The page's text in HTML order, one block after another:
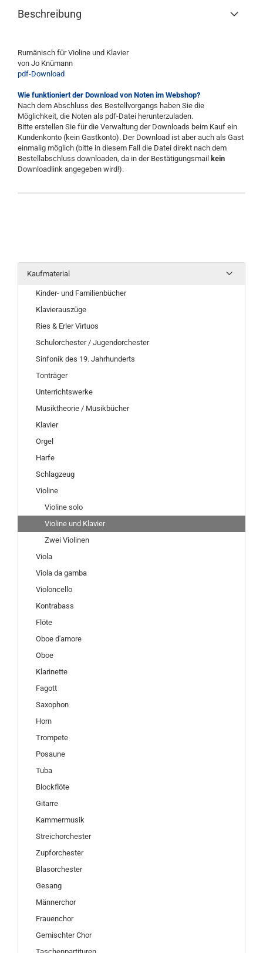
Beschreibung
Rumänisch für Violine und Klavier
von Jo Knümann
pdf-Download
Wie funktioniert der Download von Noten im Webshop?
Nach dem Abschluss des Bestellvorgangs haben Sie die
Möglichkeit, die Noten als pdf-Datei herunterzuladen.
Bitte erstellen Sie für die Verwaltung der Downloads beim Kauf ein
Kundenkonto (kein Gastkonto). Der Download ist aber auch als Gast
einmalig möglich (bitte in diesem Fall die Datei direkt nach dem
Bestellabschluss downloaden, da in der Bestätigungsmail kein
Downloadlink angegeben wird!).
Kaufmaterial
Kinder- und Familienbücher
Klavierauszüge
Ries & Erler Virtuos
Schulorchester / Jugendorchester
Sinfonik des 19. Jahrhunderts
Tonträger
Unterrichtswerke
Musiktheorie / Musikbücher
Klavier
Orgel
Harfe
Schlagzeug
Violine
Violine solo
Violine und Klavier
Zwei Violinen
Viola
Viola da gamba
Violoncello
Kontrabass
Flöte
Oboe d'amore
Oboe
Klarinette
Fagott
Saxophon
Horn
Trompete
Posaune
Tuba
Blockflöte
Gitarre
Kammermusik
Streichorchester
Zupforchester
Blasorchester
Gesang
Männerchor
Frauenchor
Gemischter Chor